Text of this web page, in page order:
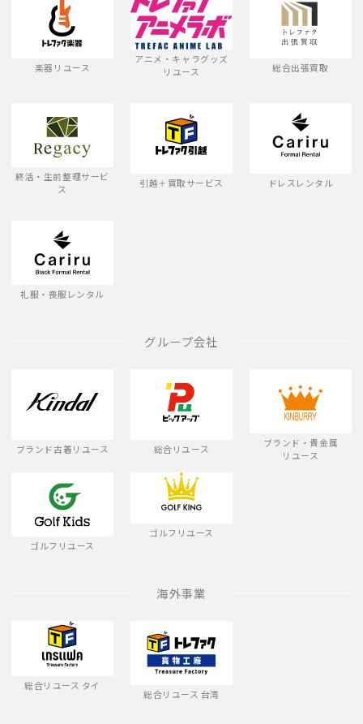
楽器リユース
アニメ・キャラグッズ
リユース
総合出張買取
終活・生前整理サービ
ス
引越＋買取サービス ドレスレンタル
礼服・喪服レンタル
グループ会社
ブランド古着リユース 総合リユース
ブランド・貴金属
リユース
ゴルフリユース
ゴルフリユース
海外事業
総合リユース タイ
総合リユース 台湾